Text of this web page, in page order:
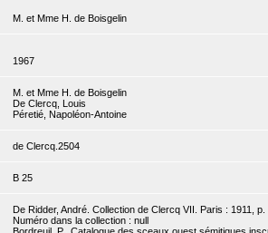
M. et Mme H. de Boisgelin
1967
M. et Mme H. de Boisgelin
De Clercq, Louis
Péretié, Napoléon-Antoine
de Clercq.2504
B 25
De Ridder, André. Collection de Clercq VII. Paris : 1911, p.
Numéro dans la collection : null
Bordreuil, P.. Catalogue des sceaux ouest sémitiques